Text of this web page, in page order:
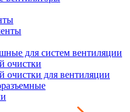
для систем вентиляции
очистки
очистки для вентиляции